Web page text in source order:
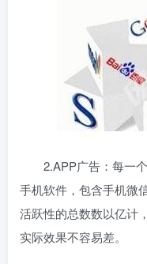
2.APP广告：每一个
手机软件，包含手机微
活跃性的总数数以亿计
实际效果不容易差。